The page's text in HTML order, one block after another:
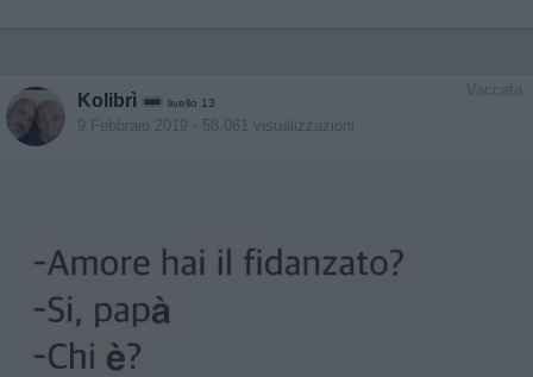
Vaccata
Kolibrì livello 13
9 Febbraio 2019 - 58.061 visualizzazioni